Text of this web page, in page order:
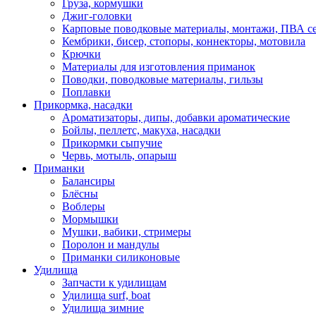
Груза, кормушки
Джиг-головки
Карповые поводковые материалы, монтажи, ПВА
Кембрики, бисер, стопоры, коннекторы, мотовила
Крючки
Материалы для изготовления приманок
Поводки, поводковые материалы, гильзы
Поплавки
Прикормка, насадки
Ароматизаторы, дипы, добавки ароматические
Бойлы, пеллетс, макуха, насадки
Прикормки сыпучие
Червь, мотыль, опарыш
Приманки
Балансиры
Блёсны
Воблеры
Мормышки
Мушки, вабики, стримеры
Поролон и мандулы
Приманки силиконовые
Удилища
Запчасти к удилищам
Удилища surf, boat
Удилища зимние